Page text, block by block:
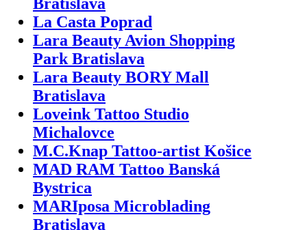
La Casta Poprad
Lara Beauty Avion Shopping
Park Bratislava
Lara Beauty BORY Mall
Bratislava
Loveink Tattoo Studio
Michalovce
M.C.Knap Tattoo-artist Košice
MAD RAM Tattoo Banská
Bystrica
MARIposa Microblading
Bratislava